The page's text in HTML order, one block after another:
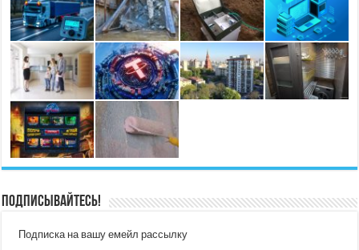
Подписывайтесь!
Подписка на вашу емейл рассылку